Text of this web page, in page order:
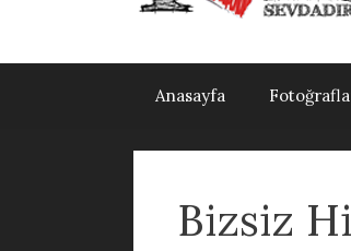
Anasayfa
Bizsiz